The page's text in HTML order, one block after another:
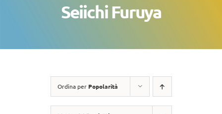
Seiichi Furuya
Ordina per Popolarità